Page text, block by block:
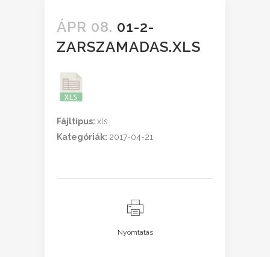
ÁPR 08. 01-2-
ZARSZAMADAS.XLS
Fájltípus: xls
Kategóriák: 2017-04-21
Nyomtatás